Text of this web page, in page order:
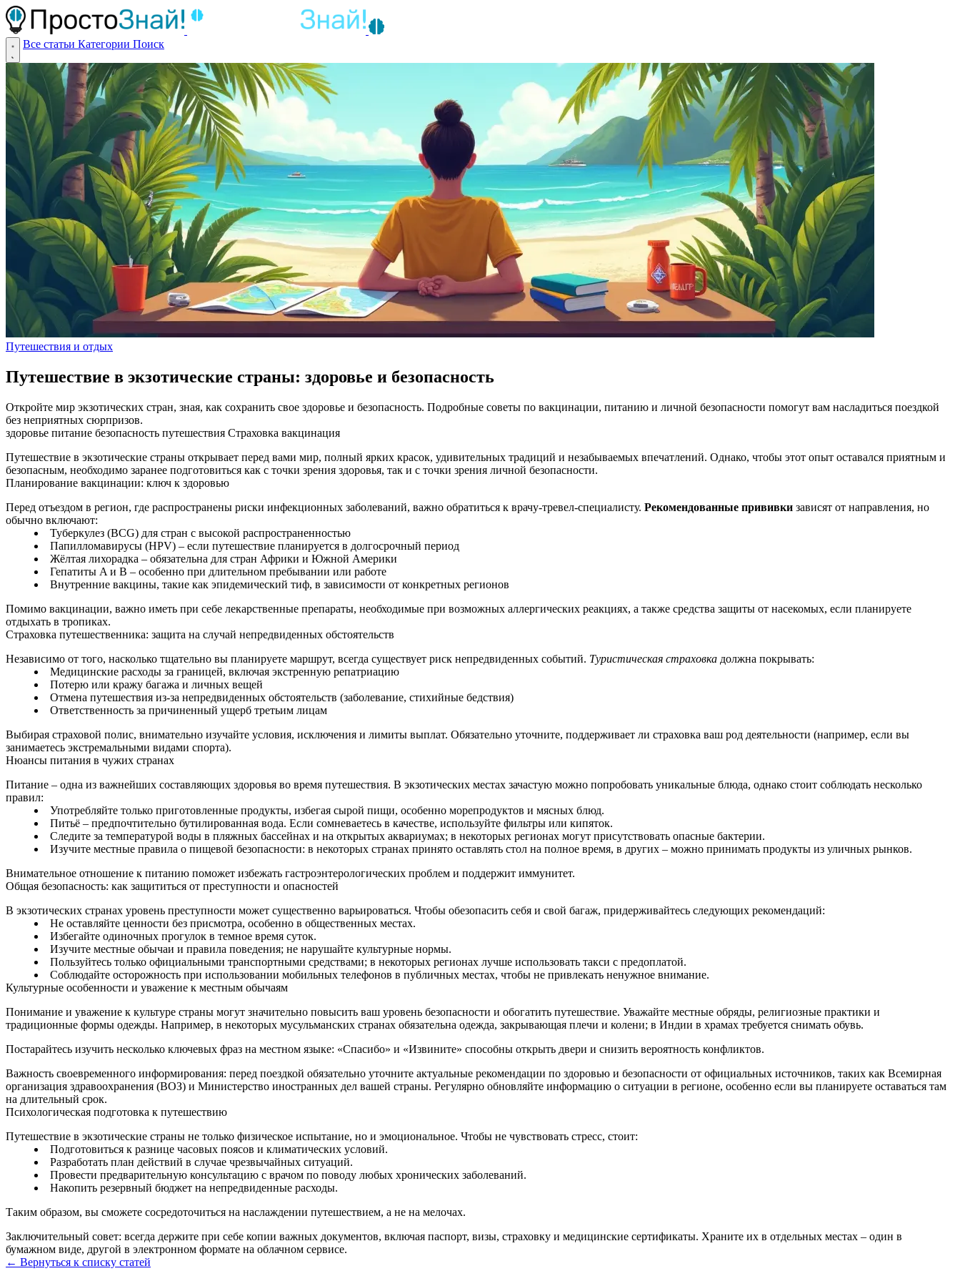
Все статьи Категории Поиск
Путешествия и отдых
Путешествие в экзотические страны: здоровье и безопасность
Откройте мир экзотических стран, зная, как сохранить свое здоровье и безопасность. Подробные советы по вакцинации, питанию и личной безопасности помогут вам насладиться поездкой
без неприятных сюрпризов.
здоровье питание безопасность путешествия Страховка вакцинация
Путешествие в экзотические страны открывает перед вами мир, полный ярких красок, удивительных традиций и незабываемых впечатлений. Однако, чтобы этот опыт оставался приятным и
безопасным, необходимо заранее подготовиться как с точки зрения здоровья, так и с точки зрения личной безопасности.
Планирование вакцинации: ключ к здоровью
Перед отъездом в регион, где распространены риски инфекционных заболеваний, важно обратиться к врачу-тревел-специалисту. Рекомендованные прививки зависят от направления, но
обычно включают:
Туберкулез (BCG) для стран с высокой распространенностью
Папилломавирусы (HPV) – если путешествие планируется в долгосрочный период
Жёлтая лихорадка – обязательна для стран Африки и Южной Америки
Гепатиты A и B – особенно при длительном пребывании или работе
Внутренние вакцины, такие как эпидемический тиф, в зависимости от конкретных регионов
Помимо вакцинации, важно иметь при себе лекарственные препараты, необходимые при возможных аллергических реакциях, а также средства защиты от насекомых, если планируете
отдыхать в тропиках.
Страховка путешественника: защита на случай непредвиденных обстоятельств
Независимо от того, насколько тщательно вы планируете маршрут, всегда существует риск непредвиденных событий. Туристическая страховка должна покрывать:
Медицинские расходы за границей, включая экстренную репатриацию
Потерю или кражу багажа и личных вещей
Отмена путешествия из-за непредвиденных обстоятельств (заболевание, стихийные бедствия)
Ответственность за причиненный ущерб третьим лицам
Выбирая страховой полис, внимательно изучайте условия, исключения и лимиты выплат. Обязательно уточните, поддерживает ли страховка ваш род деятельности (например, если вы
занимаетесь экстремальными видами спорта).
Нюансы питания в чужих странах
Питание – одна из важнейших составляющих здоровья во время путешествия. В экзотических местах зачастую можно попробовать уникальные блюда, однако стоит соблюдать несколько
правил:
Употребляйте только приготовленные продукты, избегая сырой пищи, особенно морепродуктов и мясных блюд.
Питьё – предпочтительно бутилированная вода. Если сомневаетесь в качестве, используйте фильтры или кипяток.
Следите за температурой воды в пляжных бассейнах и на открытых аквариумах; в некоторых регионах могут присутствовать опасные бактерии.
Изучите местные правила о пищевой безопасности: в некоторых странах принято оставлять стол на полное время, в других – можно принимать продукты из уличных рынков.
Внимательное отношение к питанию поможет избежать гастроэнтерологических проблем и поддержит иммунитет.
Общая безопасность: как защититься от преступности и опасностей
В экзотических странах уровень преступности может существенно варьироваться. Чтобы обезопасить себя и свой багаж, придерживайтесь следующих рекомендаций:
Не оставляйте ценности без присмотра, особенно в общественных местах.
Избегайте одиночных прогулок в темное время суток.
Изучите местные обычаи и правила поведения; не нарушайте культурные нормы.
Пользуйтесь только официальными транспортными средствами; в некоторых регионах лучше использовать такси с предоплатой.
Соблюдайте осторожность при использовании мобильных телефонов в публичных местах, чтобы не привлекать ненужное внимание.
Культурные особенности и уважение к местным обычаям
Понимание и уважение к культуре страны могут значительно повысить ваш уровень безопасности и обогатить путешествие. Уважайте местные обряды, религиозные практики и
традиционные формы одежды. Например, в некоторых мусульманских странах обязательна одежда, закрывающая плечи и колени; в Индии в храмах требуется снимать обувь.
Постарайтесь изучить несколько ключевых фраз на местном языке: «Спасибо» и «Извините» способны открыть двери и снизить вероятность конфликтов.
Важность своевременного информирования: перед поездкой обязательно уточните актуальные рекомендации по здоровью и безопасности от официальных источников, таких как Всемирная
организация здравоохранения (ВОЗ) и Министерство иностранных дел вашей страны. Регулярно обновляйте информацию о ситуации в регионе, особенно если вы планируете оставаться там
на длительный срок.
Психологическая подготовка к путешествию
Путешествие в экзотические страны не только физическое испытание, но и эмоциональное. Чтобы не чувствовать стресс, стоит:
Подготовиться к разнице часовых поясов и климатических условий.
Разработать план действий в случае чрезвычайных ситуаций.
Провести предварительную консультацию с врачом по поводу любых хронических заболеваний.
Накопить резервный бюджет на непредвиденные расходы.
Таким образом, вы сможете сосредоточиться на наслаждении путешествием, а не на мелочах.
Заключительный совет: всегда держите при себе копии важных документов, включая паспорт, визы, страховку и медицинские сертификаты. Храните их в отдельных местах – один в
бумажном виде, другой в электронном формате на облачном сервисе.
← Вернуться к списку статей